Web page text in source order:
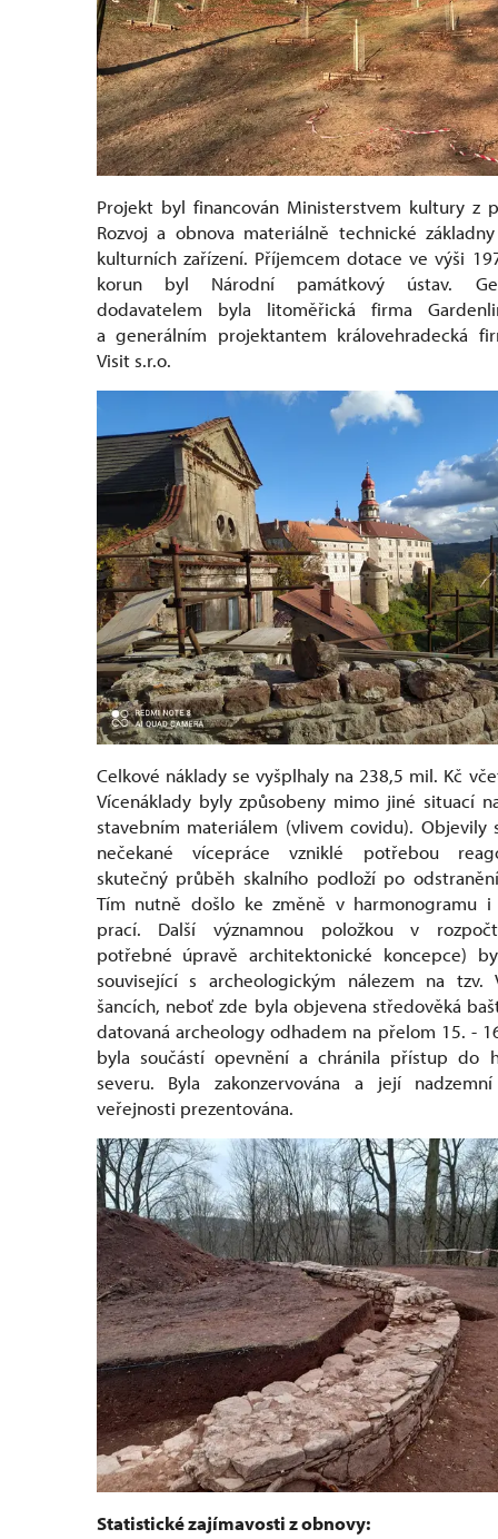
Projekt byl financován Ministerstvem kultury z
Rozvoj a obnova materiálně technické
kulturních zařízení. Příjemcem dotace ve výši
korun byl Národní památkový ústav.
dodavatelem byla litoměřická firma
a generálním projektantem královehradecká
Visit s.r.o.
Celkové náklady se vyšplhaly na 238,5 mil. Kč
Vícenáklady byly způsobeny mimo jiné situací
stavebním materiálem (vlivem covidu). Objevily
nečekané vícepráce vzniklé potřebou
skutečný průběh skalního podloží po
Tím nutně došlo ke změně v harmonogramu i
prací. Další významnou položkou v
potřebné úpravě architektonické koncepce)
související s archeologickým nálezem na tzv.
šancích, neboť zde byla objevena středověká
datovaná archeology odhadem na přelom 15. -
byla součástí opevnění a chránila přístup do
severu. Byla zakonzervována a její
veřejnosti prezentována.
Statistické zajímavosti z obnovy: